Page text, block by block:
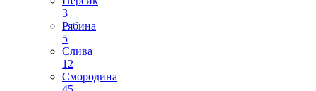
3
Рябина
5
Слива
12
Смородина